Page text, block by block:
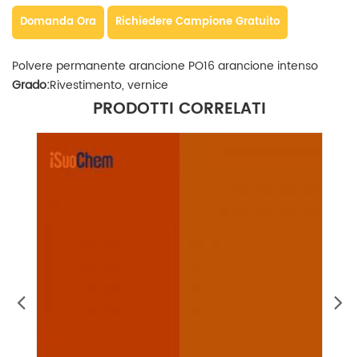
Domanda Ora Richiedere Campione Gratuito
Polvere permanente arancione PO16 arancione intenso
Grado:Rivestimento, vernice
PRODOTTI CORRELATI